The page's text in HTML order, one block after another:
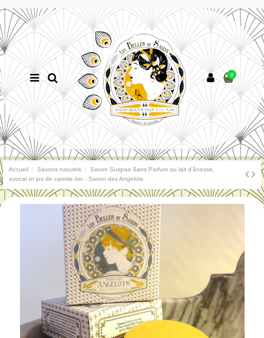
0
Accueil Savons naturels
Savon Surgras Sans Parfum au lait d'ânesse,
avocat et jus de carotte bio - Savon des Angelots